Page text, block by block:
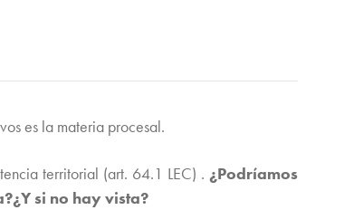
es la materia procesal.
territorial (art. 64.1 LEC) . ¿Podríamos
si no hay vista?